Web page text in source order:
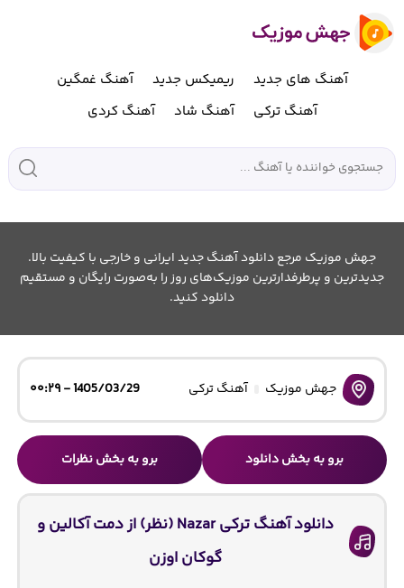
آهنگ های جدید ریمیکس جدید
آهنگ غمگین
آهنگ ترکی
آهنگ شاد آهنگ کردی
جهش موزیک مرجع دانلود آهنگ جدید ایرانی و خارجی با کیفیت بالا.
جدیدترین و پرطرفدارترین موزیک‌های روز را به‌صورت رایگان و مستقیم
دانلود کنید.
جهش موزیک آهنگ ترکی 1405/03/29 - ۰۰:۲۹
برو به بخش دانلود برو به بخش نظرات
دانلود آهنگ ترکی Nazar (نظر) از دمت آکالین و
گوکان اوزن